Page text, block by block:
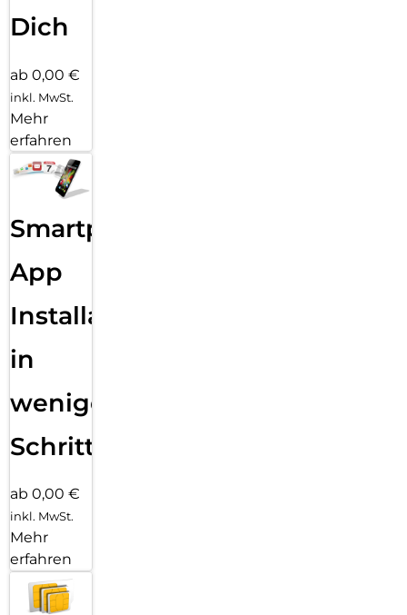
Dich
ab 0,00 €
inkl. MwSt.
Mehr
erfahren
Smartphone
App
Installation
in
wenigen
Schritten
ab 0,00 €
inkl. MwSt.
Mehr
erfahren